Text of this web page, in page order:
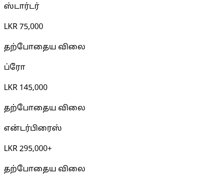
ஸ்டார்டர்
LKR 75,000
தற்போதைய விலை
ப்ரோ
LKR 145,000
தற்போதைய விலை
என்டர்பிரைஸ்
LKR 295,000+
தற்போதைய விலை